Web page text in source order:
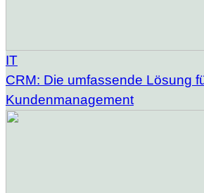
IT
CRM: Die umfassende Lösung
Kundenmanagement